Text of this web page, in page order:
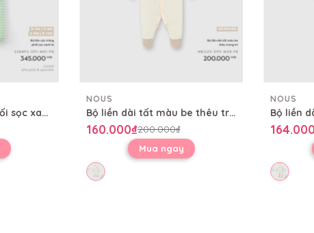
Bộ liền cộc trắng phối sọc xanh lá
NOUS
Bộ liền dài tất màu be thêu trang trí
160.000₫200.000₫
Mua ngay
NOUS